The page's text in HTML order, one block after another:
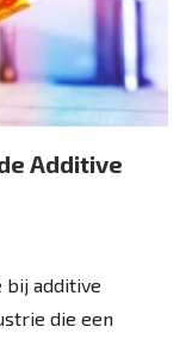
Additive
bij additive
die een